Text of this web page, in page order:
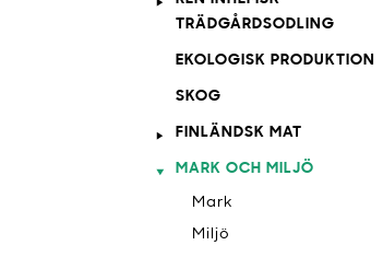
TRÄDGÅRDSODLING
EKOLOGISK PRODUKTION
SKOG
FINLÄNDSK MAT
MARK OCH MILJÖ
Mark
Miljö